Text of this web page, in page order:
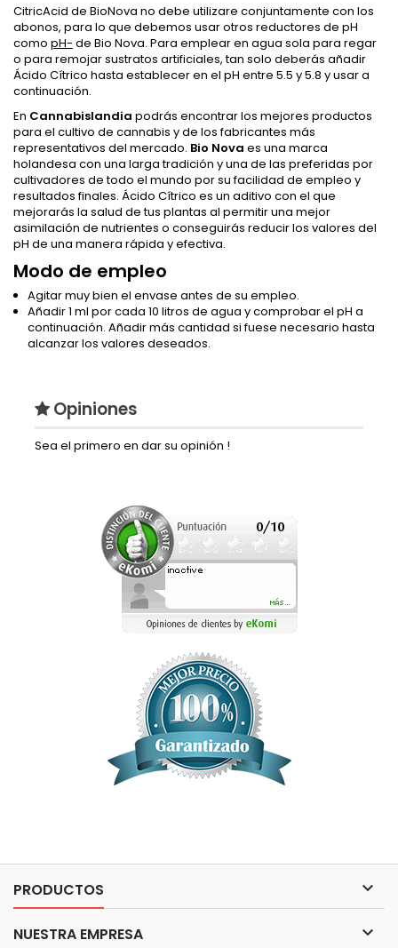
CitricAcid de BioNova no debe utilizare conjuntamente con los
abonos, para lo que debemos usar otros reductores de pH
como pH- de Bio Nova. Para emplear en agua sola para regar
o para remojar sustratos artificiales, tan solo deberás añadir
Ácido Cítrico hasta establecer en el pH entre 5.5 y 5.8 y usar a
continuación.
En Cannabislandia podrás encontrar los mejores productos
para el cultivo de cannabis y de los fabricantes más
representativos del mercado. Bio Nova es una marca
holandesa con una larga tradición y una de las preferidas por
cultivadores de todo el mundo por su facilidad de empleo y
resultados finales. Ácido Cítrico es un aditivo con el que
mejorarás la salud de tus plantas al permitir una mejor
asimilación de nutrientes o conseguirás reducir los valores del
pH de una manera rápida y efectiva.
Modo de empleo
Agitar muy bien el envase antes de su empleo.
Añadir 1 ml por cada 10 litros de agua y comprobar el pH a
continuación. Añadir más cantidad si fuese necesario hasta
alcanzar los valores deseados.
Opiniones
Sea el primero en dar su opinión !
PRODUCTOS 
NUESTRA EMPRESA 